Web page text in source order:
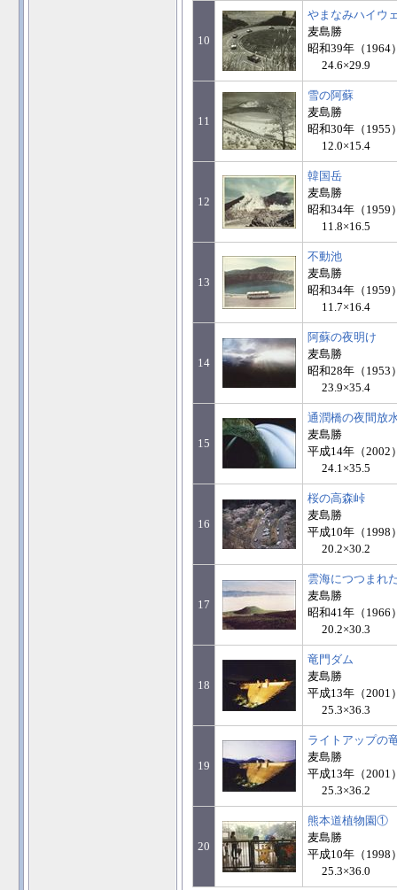
10
やまなみハイウ
麦島勝
昭和39年（1964
24.6×29.9
11
雪の阿蘇
麦島勝
昭和30年（1955
12.0×15.4
12
韓国岳
麦島勝
昭和34年（1959
11.8×16.5
13
不動池
麦島勝
昭和34年（1959
11.7×16.4
14
阿蘇の夜明け
麦島勝
昭和28年（1953
23.9×35.4
15
通潤橋の夜間放
麦島勝
平成14年（2002
24.1×35.5
16
桜の高森峠
麦島勝
平成10年（1998
20.2×30.2
17
雲海につつまれ
麦島勝
昭和41年（1966
20.2×30.3
18
竜門ダム
麦島勝
平成13年（2001
25.3×36.3
19
ライトアップの
麦島勝
平成13年（2001
25.3×36.2
20
熊本道植物園①
麦島勝
平成10年（1998
25.3×36.0